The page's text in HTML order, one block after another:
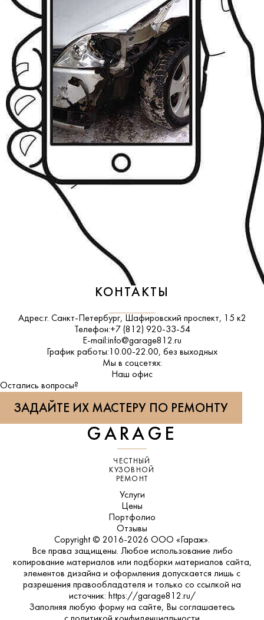
КОНТАКТЫ
Адрес:г. Санкт-Петербург, Шафировский проспект, 15 к2
Телефон:+7 (812) 920-33-54
E-mail:info@garage812.ru
График работы: 10.00-22.00, без выходных
Мы в соцсетях:
ВКонтакте
Наш офис
Остались вопросы?
ЗАДАЙТЕ ИХ МАСТЕРУ ПО РЕМОНТУ
GARAGE
ЧЕСТНЫЙ
КУЗОВНОЙ
РЕМОНТ
Услуги
Цены
Портфолио
Отзывы
Copyright © 2016-2026 ООО «Гараж».
Все права защищены. Любое использование либо
копирование материалов или подборки материалов сайта,
элементов дизайна и оформления допускается лишь с
разрешения правообладателя и только со ссылкой на
источник: https://garage812.ru/
Заполняя любую форму на сайте, Вы соглашаетесь